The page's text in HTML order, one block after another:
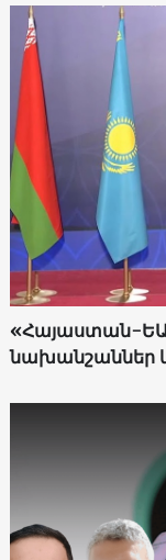
«Հայաստան-
նախանշաններ